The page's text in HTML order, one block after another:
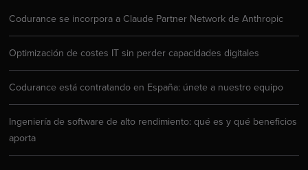
Codurance se incorpora a Claude Partner Network de Anthropic
Optimización de costes IT sin perder capacidades digitales
Codurance está contratando en España: únete a nuestro equipo
Ingeniería de software de alto rendimiento: qué es y qué beneficios
aporta